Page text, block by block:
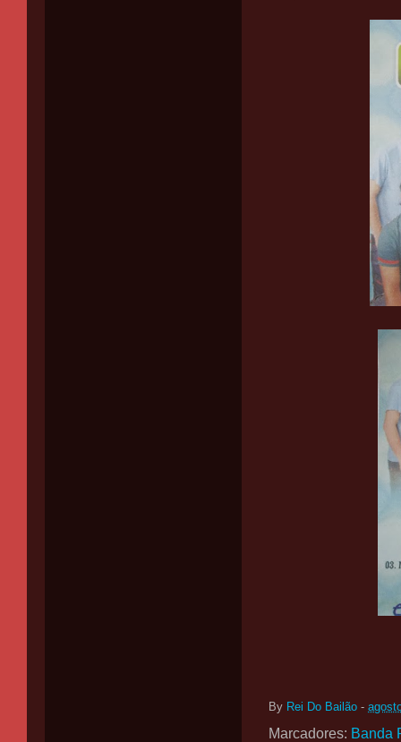
By Rei Do Bailão -
Marcadores: Banda